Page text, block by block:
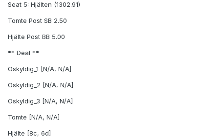
Seat 5: Hjälten (1302.91)
Tomte Post SB 2.50
Hjälte Post BB 5.00
** Deal **
Oskyldig_1 [N/A, N/A]
Oskyldig_2 [N/A, N/A]
Oskyldig_3 [N/A, N/A]
Tomte [N/A, N/A]
Hjälte [8c, 6d]